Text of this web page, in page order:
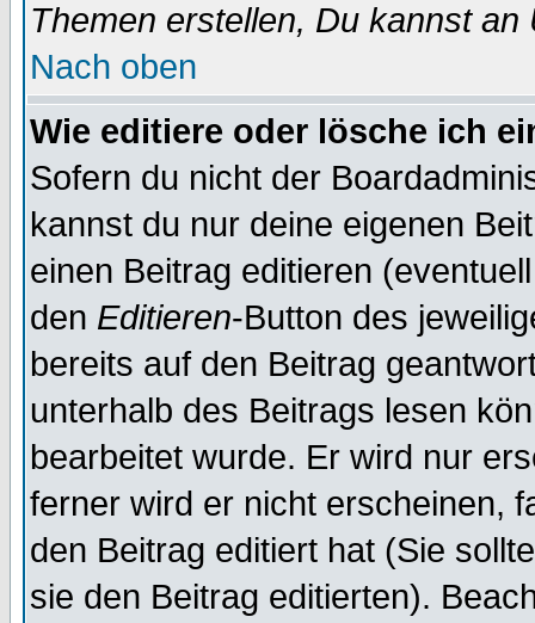
Themen erstellen, Du kannst
Nach oben
Wie editiere oder lösche ich
Sofern du nicht der
kannst du nur deine eigenen
einen Beitrag editieren
den Editieren-Button des
bereits auf den Beitrag
unterhalb des Beitrags lesen
bearbeitet wurde. Er wird nur
ferner wird er nicht erscheinen,
den Beitrag editiert hat (Sie
sie den Beitrag editierten).